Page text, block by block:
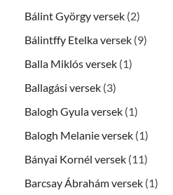
Bálint György versek (2)
Bálintffy Etelka versek (9)
Balla Miklós versek (1)
Ballagási versek (3)
Balogh Gyula versek (1)
Balogh Melanie versek (1)
Bányai Kornél versek (11)
Barcsay Ábrahám versek (1)